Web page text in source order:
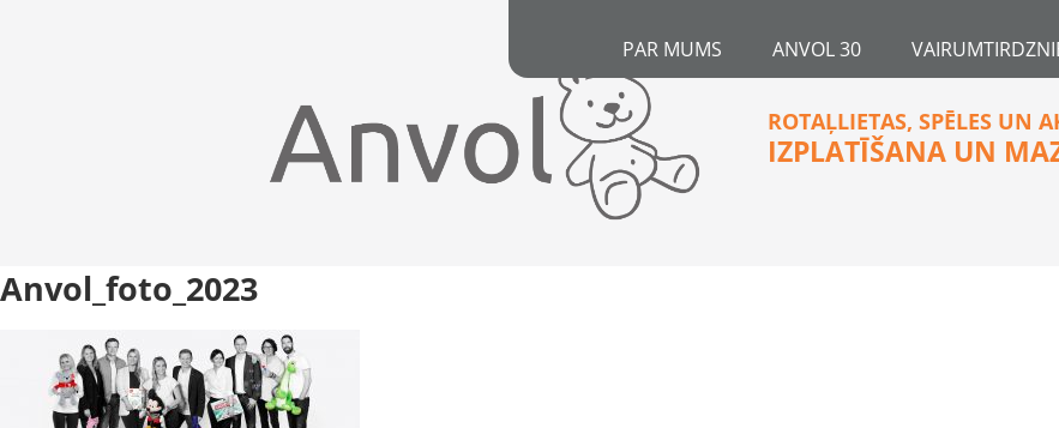
PAR MUMS ANVOL 30
ROTAĻLIETAS, SPĒLES UN
IZPLATĪŠANA UN
Anvol_foto_2023